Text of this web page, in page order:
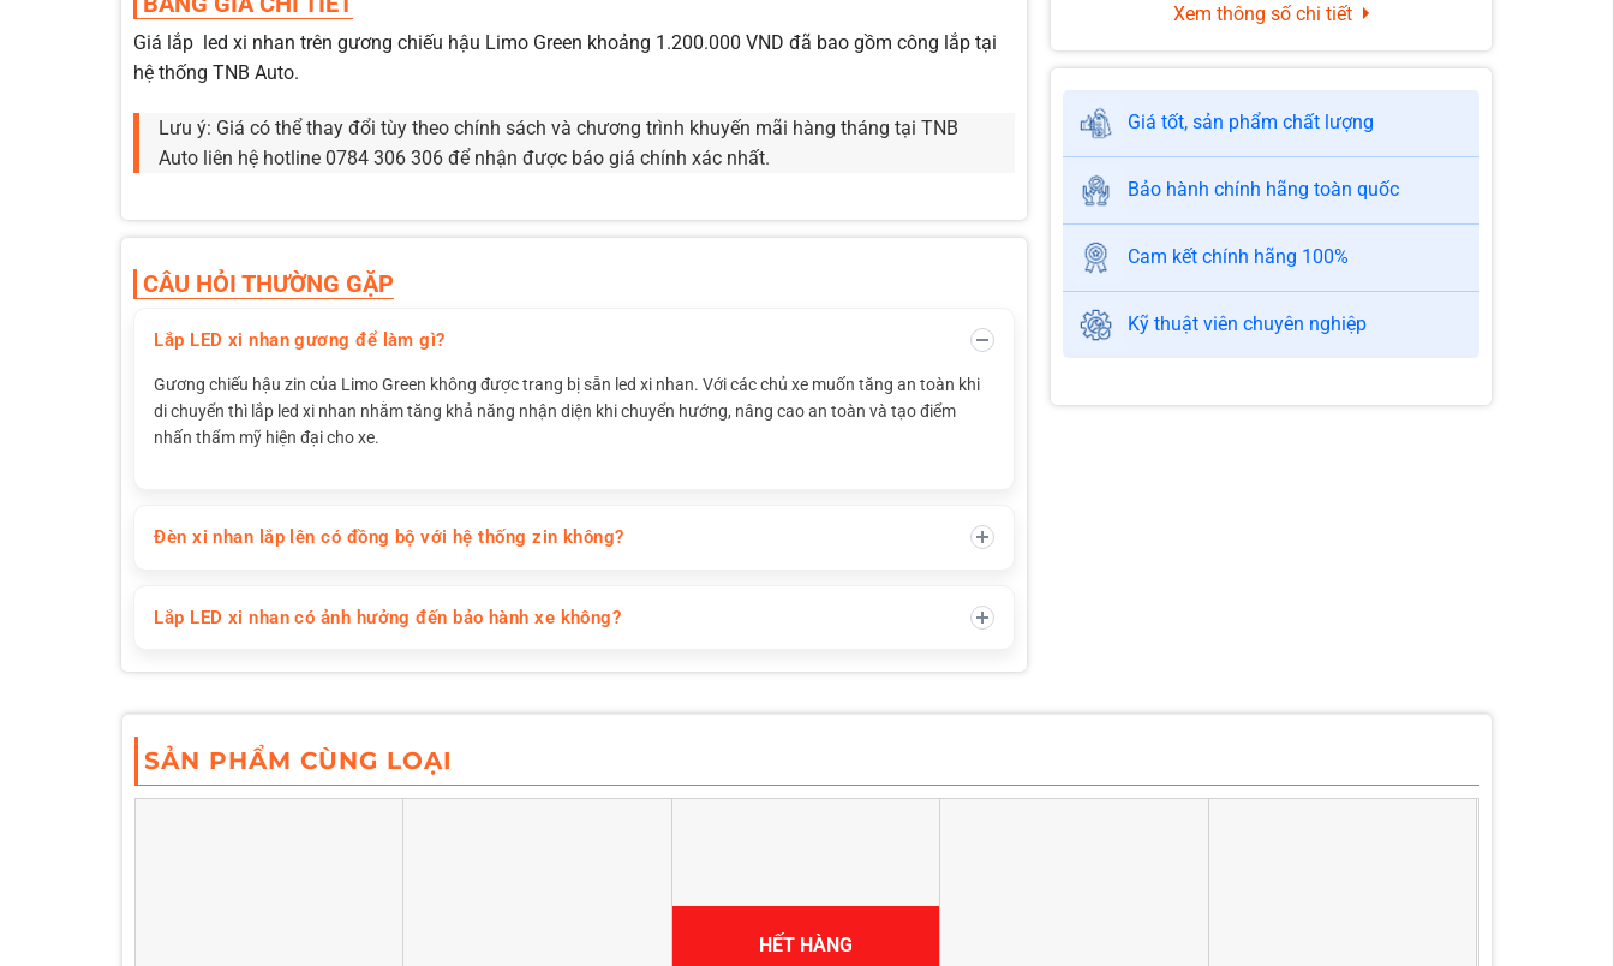
Giá lắp led xi nhan trên gương chiếu hậu Limo Green khoảng 1.200.000 VND đã bao gồm công lắp tại
hệ thống TNB Auto.
Lưu ý: Giá có thể thay đổi tùy theo chính sách và chương trình khuyến mãi hàng tháng tại TNB
Auto liên hệ hotline 0784 306 306 để nhận được báo giá chính xác nhất.
CÂU HỎI THƯỜNG GẶP
Lắp LED xi nhan gương để làm gì?
Gương chiếu hậu zin của Limo Green không được trang bị sẵn led xi nhan. Với các chủ xe muốn tăng an toàn khi
di chuyển thì lắp led xi nhan nhằm tăng khả năng nhận diện khi chuyển hướng, nâng cao an toàn và tạo điểm
nhấn thẩm mỹ hiện đại cho xe.
Đèn xi nhan lắp lên có đồng bộ với hệ thống zin không?
Lắp LED xi nhan có ảnh hưởng đến bảo hành xe không?
Xem thông số chi tiết
Giá tốt, sản phẩm chất lượng
Bảo hành chính hãng toàn quốc
Cam kết chính hãng 100%
Kỹ thuật viên chuyên nghiệp
SẢN PHẨM CÙNG LOẠI
HẾT HÀNG